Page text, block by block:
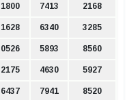
1800 7413 2168
1628 6340 3285
0526 5893 8560
2175 4630 5927
6437 7941 8520